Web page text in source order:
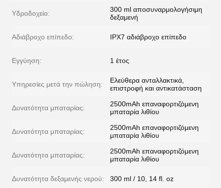
Υδροδοχείο:
300 ml αποσυναρμολογήσιμη
δεξαμενή
Αδιάβροχο επίπεδο: IPX7 αδιάβροχο επίπεδο
Εγγύηση: 1 έτος
Υπηρεσίες μετά την πώληση:
Ελεύθερα ανταλλακτικά,
επιστροφή και αντικατάσταση
Δυνατότητα μπαταρίας:
2500mAh επαναφορτιζόμενη
μπαταρία λιθίου
Δυνατότητα μπαταρίας:
2500mAh επαναφορτιζόμενη
μπαταρία λιθίου
Δυνατότητα μπαταρίας:
2500mAh επαναφορτιζόμενη
μπαταρία λιθίου
Δυνατότητα δεξαμενής νερού: 300 ml / 10, 14 fl. oz